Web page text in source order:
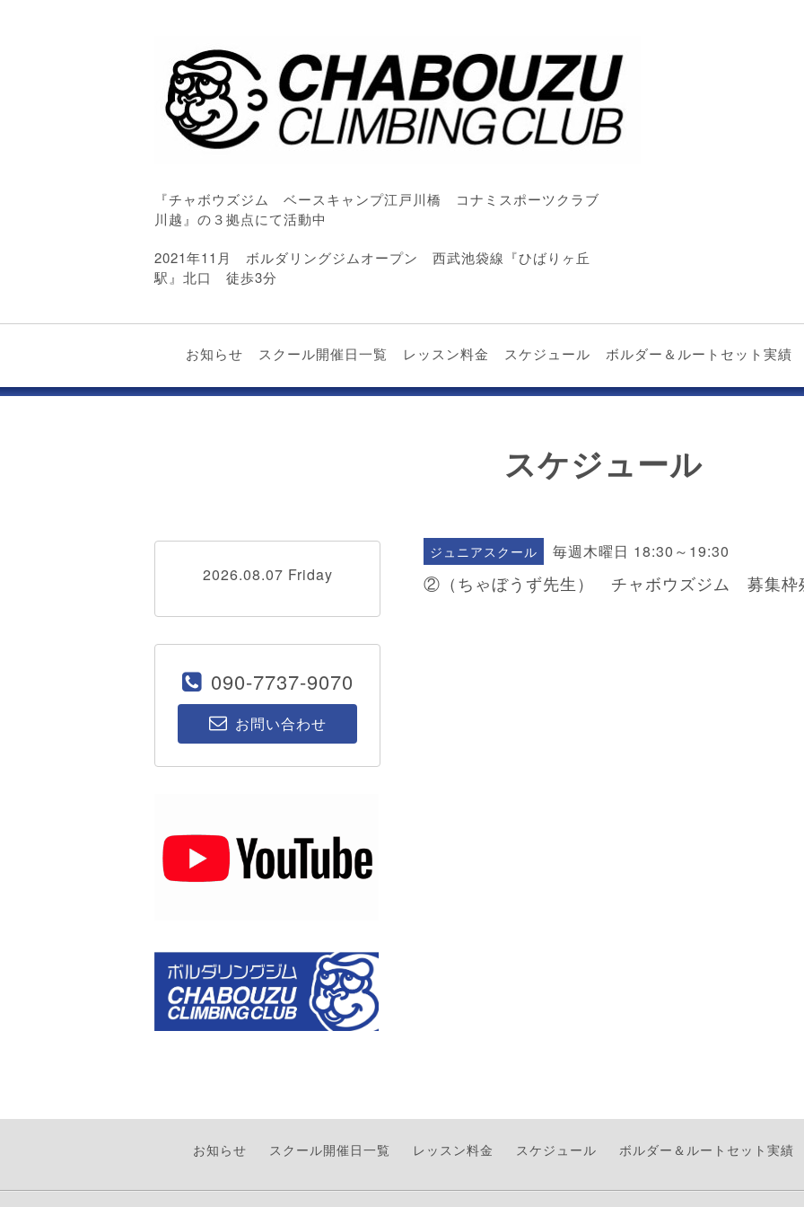
『チャボウズジム ベースキャンプ江戸川橋 コナミスポーツクラブ
川越』の３拠点にて活動中
2021年11月 ボルダリングジムオープン 西武池袋線『ひばりヶ丘
駅』北口 徒歩3分
お知らせ スクール開催日一覧 レッスン料金 スケジュール ボルダー＆ルートセット実績
スケジュール
ジュニアスクール 毎週木曜日 18:30～19:30
②（ちゃぼうず先生） チャボウズジム 募集枠
2026.08.07 Friday
090-7737-9070
お問い合わせ
お知らせ スクール開催日一覧 レッスン料金 スケジュール ボルダー＆ルートセット実績